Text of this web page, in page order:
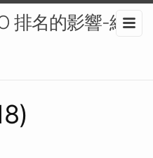
排名的影響-網